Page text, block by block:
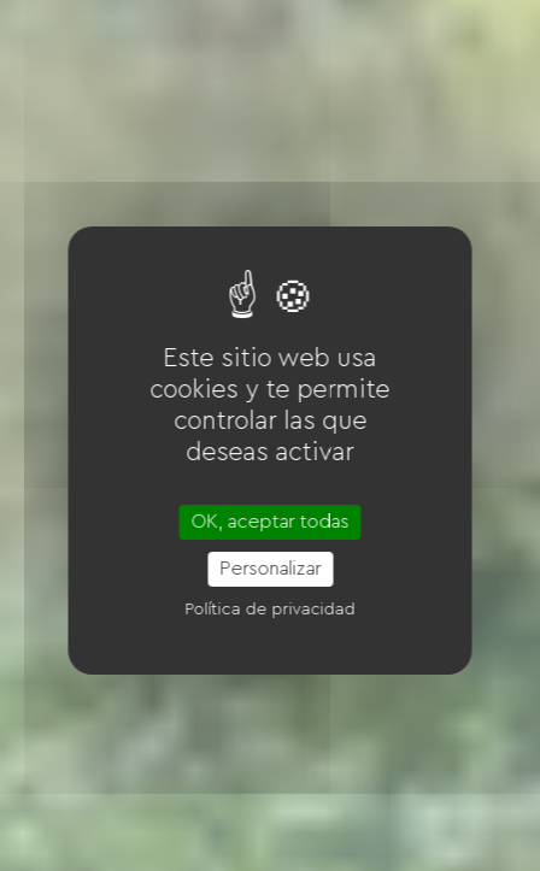
Este sitio web usa
cookies y te permite
controlar las que
deseas activar
OK, aceptar todas
Personalizar
Política de privacidad